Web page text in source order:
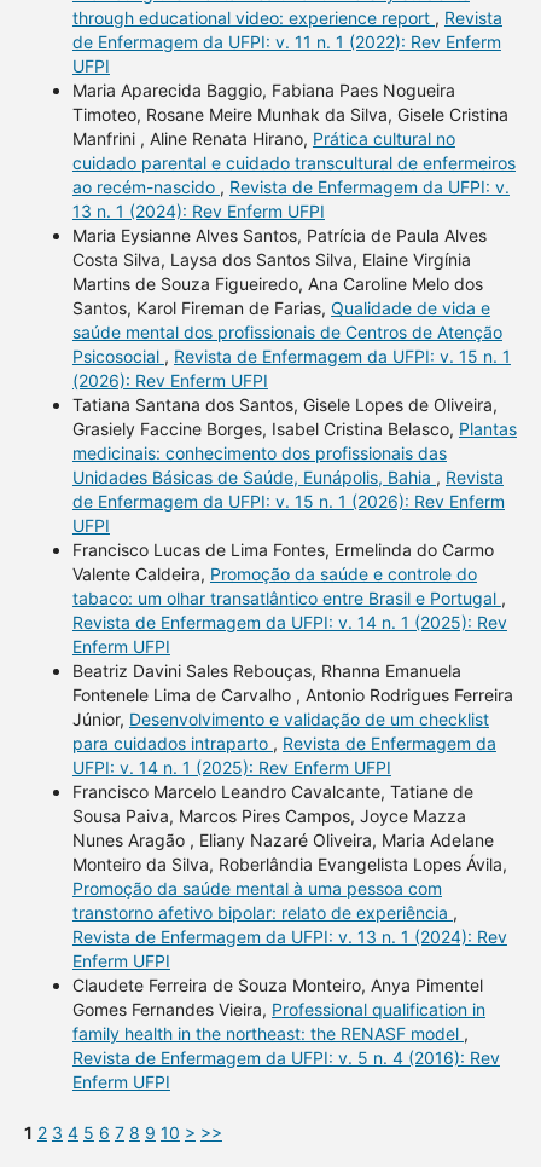
through educational video: experience report , Revista
de Enfermagem da UFPI: v. 11 n. 1 (2022): Rev Enferm
UFPI
Maria Aparecida Baggio, Fabiana Paes Nogueira
Timoteo, Rosane Meire Munhak da Silva, Gisele Cristina
Manfrini , Aline Renata Hirano, Prática cultural no
cuidado parental e cuidado transcultural de enfermeiros
ao recém-nascido , Revista de Enfermagem da UFPI: v.
13 n. 1 (2024): Rev Enferm UFPI
Maria Eysianne Alves Santos, Patrícia de Paula Alves
Costa Silva, Laysa dos Santos Silva, Elaine Virgínia
Martins de Souza Figueiredo, Ana Caroline Melo dos
Santos, Karol Fireman de Farias, Qualidade de vida e
saúde mental dos profissionais de Centros de Atenção
Psicosocial , Revista de Enfermagem da UFPI: v. 15 n. 1
(2026): Rev Enferm UFPI
Tatiana Santana dos Santos, Gisele Lopes de Oliveira,
Grasiely Faccine Borges, Isabel Cristina Belasco, Plantas
medicinais: conhecimento dos profissionais das
Unidades Básicas de Saúde, Eunápolis, Bahia , Revista
de Enfermagem da UFPI: v. 15 n. 1 (2026): Rev Enferm
UFPI
Francisco Lucas de Lima Fontes, Ermelinda do Carmo
Valente Caldeira, Promoção da saúde e controle do
tabaco: um olhar transatlântico entre Brasil e Portugal ,
Revista de Enfermagem da UFPI: v. 14 n. 1 (2025): Rev
Enferm UFPI
Beatriz Davini Sales Rebouças, Rhanna Emanuela
Fontenele Lima de Carvalho , Antonio Rodrigues Ferreira
Júnior, Desenvolvimento e validação de um checklist
para cuidados intraparto , Revista de Enfermagem da
UFPI: v. 14 n. 1 (2025): Rev Enferm UFPI
Francisco Marcelo Leandro Cavalcante, Tatiane de
Sousa Paiva, Marcos Pires Campos, Joyce Mazza
Nunes Aragão , Eliany Nazaré Oliveira, Maria Adelane
Monteiro da Silva, Roberlândia Evangelista Lopes Ávila,
Promoção da saúde mental à uma pessoa com
transtorno afetivo bipolar: relato de experiência ,
Revista de Enfermagem da UFPI: v. 13 n. 1 (2024): Rev
Enferm UFPI
Claudete Ferreira de Souza Monteiro, Anya Pimentel
Gomes Fernandes Vieira, Professional qualification in
family health in the northeast: the RENASF model ,
Revista de Enfermagem da UFPI: v. 5 n. 4 (2016): Rev
Enferm UFPI
1 2 3 4 5 6 7 8 9 10 > >>